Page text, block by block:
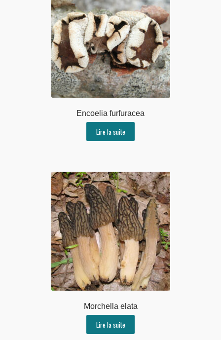
Encoelia furfuracea
Lire la suite
Morchella elata
Lire la suite